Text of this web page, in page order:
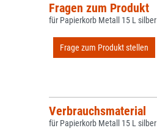
Fragen zum Produkt
für Papierkorb Metall 15 L silber
Frage zum Produkt stellen
Verbrauchsmaterial
für Papierkorb Metall 15 L silber